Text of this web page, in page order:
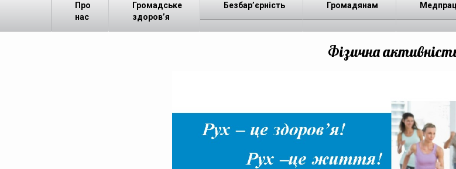
Про
нас
Громадське
здоров’я
Безбар’єрність Громадянам
Фізична